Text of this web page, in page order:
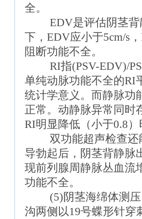
全。
EDV是评估阴茎背
下，EDV应小于5cm/s
阻断功能不全。
RI指(PSV-EDV)/
单纯动脉功能不全的RI
统计学意义。而静脉功
正常。动静脉异常同时
RI明显降低（小于0.8
双功能超声检查还
导勃起后，阴茎背静脉
现前列腺周静脉丛血流
功能不全。
(5)阴茎海绵体测压
沟两侧以19号蝶形针穿